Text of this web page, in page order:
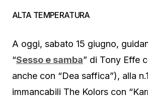
ALTA TEMPERATURA
A oggi, sabato 15 giugno,
“Sesso e samba” di Tony Effe
anche con “Dea saffica”), alla
immancabili The Kolors con